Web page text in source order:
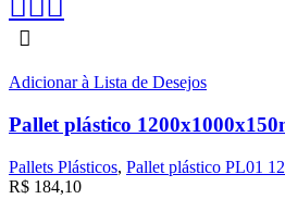
Adicionar à Lista de Desejos
Pallet plástico
Pallets Plásticos, Pallet plástico PL01
R$ 184,10